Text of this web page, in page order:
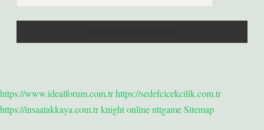
https://www.idealforum.com.trhttps://sedefcicekcilik.com.tr
https://insaatakkaya.com.trknight onlinenttgameSitemap